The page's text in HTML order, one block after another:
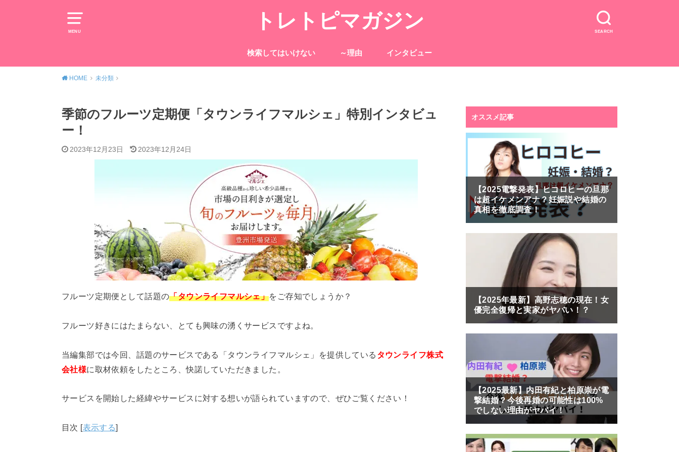
MENU SEARCH
トレトピマガジン
検索してはいけない ～理由 インタビュー
HOME 未分類
季節のフルーツ定期便「タウンライフマルシェ」特別インタビュ
ー！
2023年12月23日 2023年12月24日
フルーツ定期便として話題の「タウンライフマルシェ」をご存知でしょうか？
フルーツ好きにはたまらない、とても興味の湧くサービスですよね。
当編集部では今回、話題のサービスである「タウンライフマルシェ」を提供している タウンライフ株式
会社様に取材依頼をしたところ、快諾していただきました。
サービスを開始した経緯やサービスに対する想いが語られていますので、ぜひご覧ください！
目次 [表示する]
オススメ記事
【2025電撃発表】ヒコロヒーの旦那
は超イケメンアナ？妊娠説や結婚の
真相を徹底調査！
【2025年最新】高野志穂の現在！女
優完全復帰と実家がヤバい！？
【2025最新】内田有紀と柏原崇が電
撃結婚？今後再婚の可能性は100%
でしない理由がヤバイ！